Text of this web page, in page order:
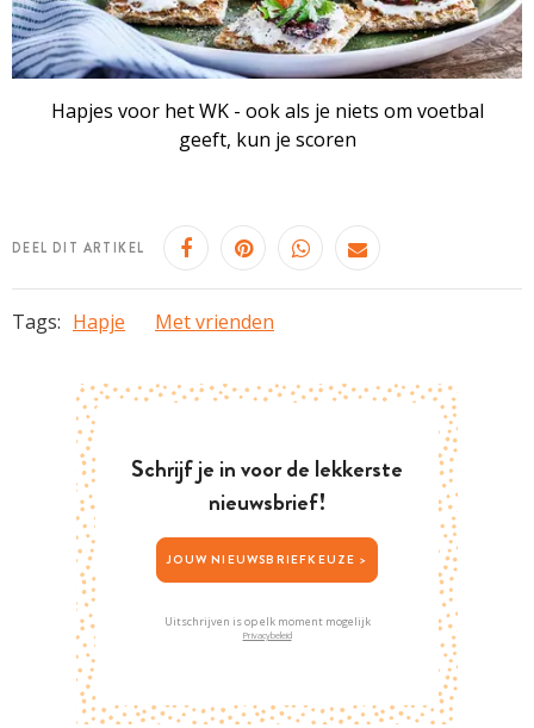
Hapjes voor het WK - ook als je niets om voetbal
geeft, kun je scoren
DEEL DIT ARTIKEL
Tags: Hapje Met vrienden
Schrijf je in voor de lekkerste
nieuwsbrief!
JOUW NIEUWSBRIEFKEUZE >
Uitschrijven is op elk moment mogelijk
Privacybeleid